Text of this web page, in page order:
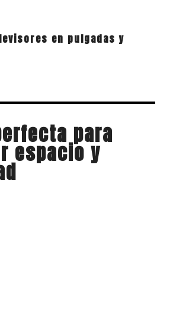
en pulgadas y
para
espacio y